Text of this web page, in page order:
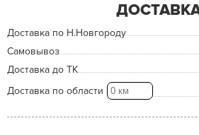
Доставка по Н.Новгороду
Самовывоз
Доставка до ТК
Доставка по области